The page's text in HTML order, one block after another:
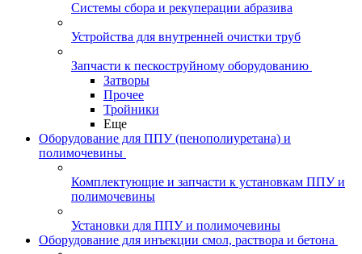
Системы сбора и рекуперации абразива
Устройства для внутренней очистки труб
Запчасти к пескоструйному оборудованию
Затворы
Прочее
Тройники
Еще
Оборудование для ППУ (пенополиуретана) и
полимочевины
Комплектующие и запчасти к установкам ППУ и
полимочевины
Установки для ППУ и полимочевины
Оборудование для инъекции смол, раствора и бетона